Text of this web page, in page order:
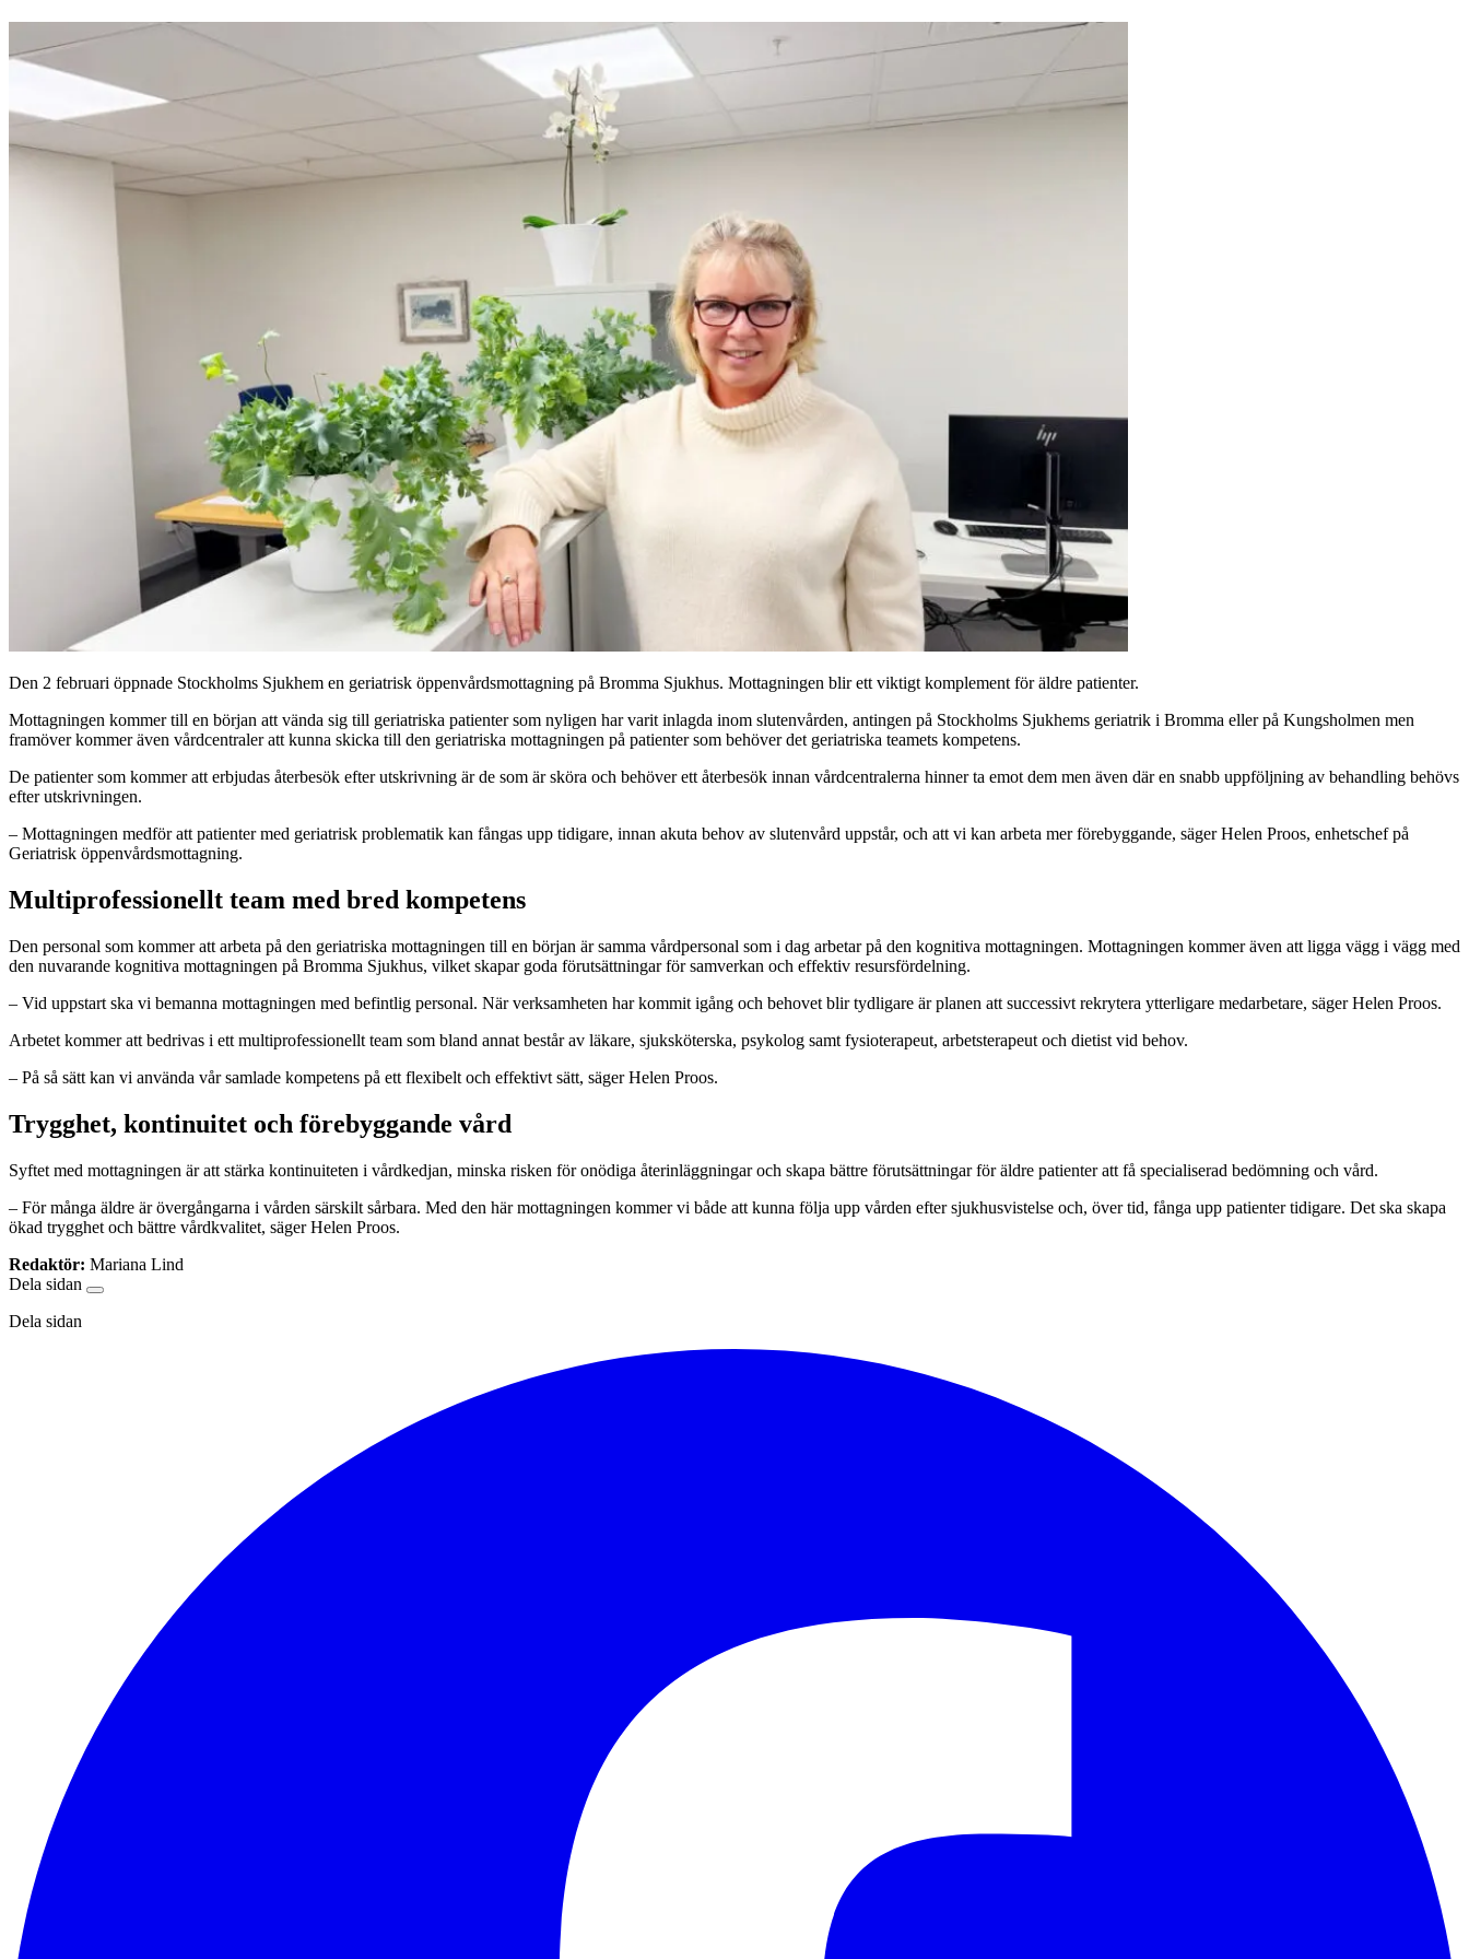
Den 2 februari öppnade Stockholms Sjukhem en geriatrisk öppenvårdsmottagning på Bromma Sjukhus. Mottagningen blir ett viktigt komplement för äldre patienter.
Mottagningen kommer till en början att vända sig till geriatriska patienter som nyligen har varit inlagda inom slutenvården, antingen på Stockholms Sjukhems geriatrik i Bromma eller på Kungsholmen men
framöver kommer även vårdcentraler att kunna skicka till den geriatriska mottagningen på patienter som behöver det geriatriska teamets kompetens.
De patienter som kommer att erbjudas återbesök efter utskrivning är de som är sköra och behöver ett återbesök innan vårdcentralerna hinner ta emot dem men även där en snabb uppföljning av behandling behövs
efter utskrivningen.
– Mottagningen medför att patienter med geriatrisk problematik kan fångas upp tidigare, innan akuta behov av slutenvård uppstår, och att vi kan arbeta mer förebyggande, säger Helen Proos, enhetschef på
Geriatrisk öppenvårdsmottagning.
Multiprofessionellt team med bred kompetens
Den personal som kommer att arbeta på den geriatriska mottagningen till en början är samma vårdpersonal som i dag arbetar på den kognitiva mottagningen. Mottagningen kommer även att ligga vägg i vägg med
den nuvarande kognitiva mottagningen på Bromma Sjukhus, vilket skapar goda förutsättningar för samverkan och effektiv resursfördelning.
– Vid uppstart ska vi bemanna mottagningen med befintlig personal. När verksamheten har kommit igång och behovet blir tydligare är planen att successivt rekrytera ytterligare medarbetare, säger Helen Proos.
Arbetet kommer att bedrivas i ett multiprofessionellt team som bland annat består av läkare, sjuksköterska, psykolog samt fysioterapeut, arbetsterapeut och dietist vid behov.
– På så sätt kan vi använda vår samlade kompetens på ett flexibelt och effektivt sätt, säger Helen Proos.
Trygghet, kontinuitet och förebyggande vård
Syftet med mottagningen är att stärka kontinuiteten i vårdkedjan, minska risken för onödiga återinläggningar och skapa bättre förutsättningar för äldre patienter att få specialiserad bedömning och vård.
– För många äldre är övergångarna i vården särskilt sårbara. Med den här mottagningen kommer vi både att kunna följa upp vården efter sjukhusvistelse och, över tid, fånga upp patienter tidigare. Det ska skapa
ökad trygghet och bättre vårdkvalitet, säger Helen Proos.
Redaktör: Mariana Lind
Dela sidan
Dela sidan